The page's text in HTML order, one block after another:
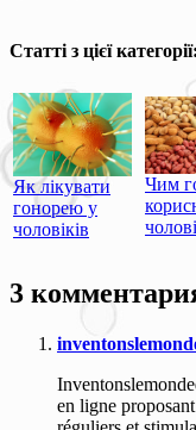
Статті з цієї категорії:
Як лікувати
гонорею у
чоловіків
Чим
3
en ligne